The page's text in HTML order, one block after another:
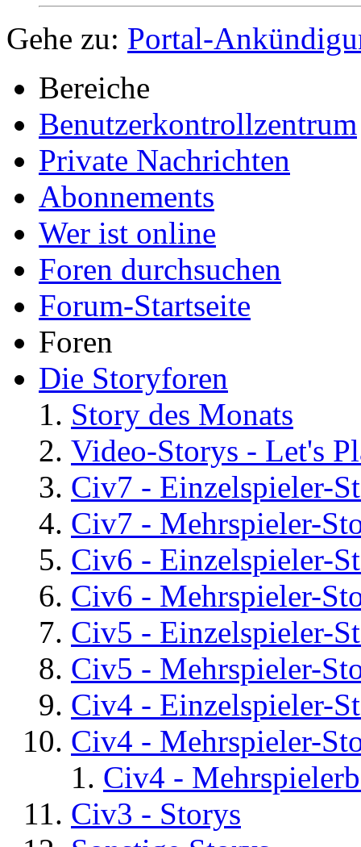
Gehe zu: Portal-
Bereiche
Benutzerkontrollzentrum
Private Nachrichten
Abonnements
Wer ist online
Foren durchsuchen
Forum-Startseite
Foren
Die Storyforen
Story des Monats
Video-Storys - Let's
Civ7 - Einzelspieler-
Civ7 - Mehrspieler-
Civ6 - Einzelspieler-
Civ6 - Mehrspieler-
Civ5 - Einzelspieler-
Civ5 - Mehrspieler-
Civ4 - Einzelspieler-
Civ4 - Mehrspieler-
Civ4 -
Civ3 - Storys